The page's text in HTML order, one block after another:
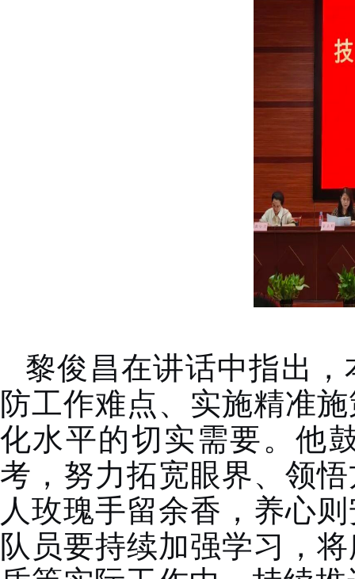
黎俊昌在讲话中指出
防工作难点、实施精准
化水平的切实需要。他
考，努力拓宽眼界、领
人玫瑰手留余香，养心
队 员要持续加强学习，